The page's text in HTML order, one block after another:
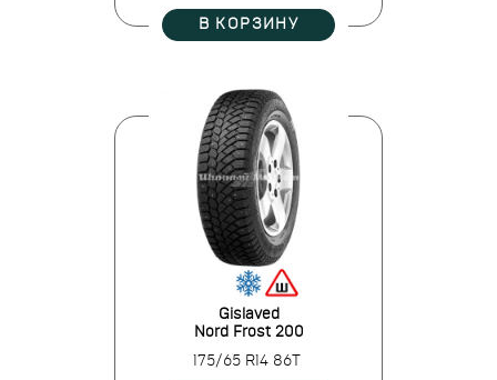
В КОРЗИНУ
Gislaved
Nord Frost 200
175/65 R14 86T